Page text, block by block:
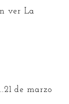
ver La
21 de marzo